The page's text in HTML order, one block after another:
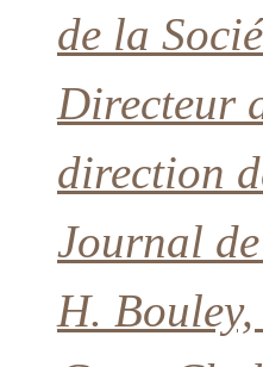
de la
Directeur
direction
Journal
H. Bouley,